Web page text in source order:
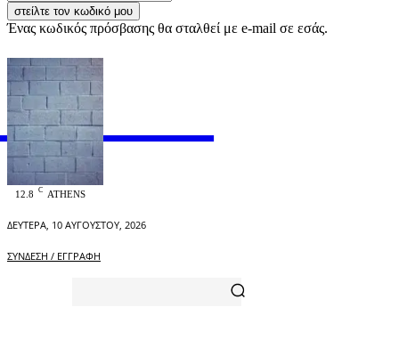
Ένας κωδικός πρόσβασης θα σταλθεί με e-mail σε εσάς.
OFFICIAL
12.8 C ATHENS
ΔΕΥΤΈΡΑ, 10 ΑΥΓΟΎΣΤΟΥ, 2026
ΣΎΝΔΕΣΗ / ΕΓΓΡΑΦΉ